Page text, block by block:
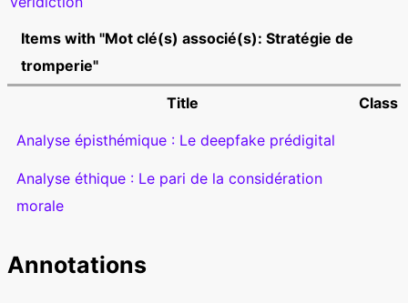
Items with "Mot clé(s) associé(s): Stratégie de
tromperie"
Title Class
Analyse épisthémique : Le deepfake prédigital
Analyse éthique : Le pari de la considération
morale
Annotations